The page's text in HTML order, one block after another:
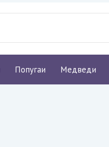
Попугаи Медведи